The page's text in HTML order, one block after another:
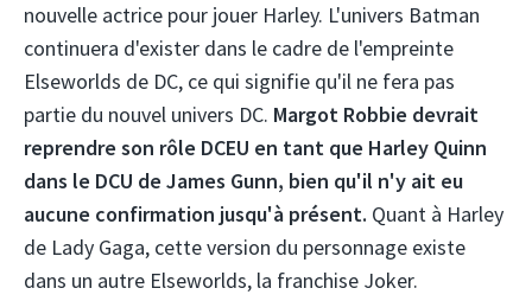
nouvelle actrice pour jouer Harley. L'univers Batman
continuera d'exister dans le cadre de l'empreinte
Elseworlds de DC, ce qui signifie qu'il ne fera pas
partie du nouvel univers DC. Margot Robbie devrait
reprendre son rôle DCEU en tant que Harley Quinn
dans le DCU de James Gunn, bien qu'il n'y ait eu
aucune confirmation jusqu'à présent. Quant à Harley
de Lady Gaga, cette version du personnage existe
dans un autre Elseworlds, la franchise Joker.